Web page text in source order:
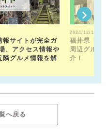
報サイトが完全ガ
、アクセス情報や
隣グルメ情報を解
2024/12/13
福井県「福
周辺グルメ
介！
へ戻る